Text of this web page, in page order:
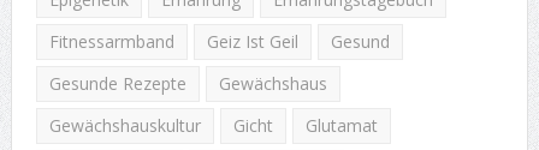
Fitnessarmband
Geiz Ist Geil
Gesund
Gesunde Rezepte
Gewächshaus
Gewächshauskultur
Gicht
Glutamat